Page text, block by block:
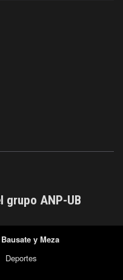
grupo ANP-UB
y Meza
Deportes